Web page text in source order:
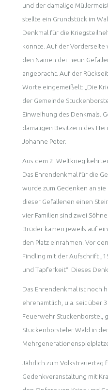
und der damalige
stellte ein Grundstück im
Denkmal für die
konnte. Auf der
den Namen der neun
angebracht. Auf der
Worte eingemeißelt: „Die
der Gemeinde
Einweihung des Denkmals.
damaligen Besitzern des
Johanne Peter.
Aus dem 2. Weltkrieg
Das Ehrendenkmal für die
wurde zum Gedenken an
dieser Gefallenen einen
vier Familien sind zwei
Brüder kamen jeweils auf
den Platz einrahmen. Vor
Findling mit der Aufschrift
und Tapferkeit“. Dieses
Das Ehrendenkmal ist noch
ehrenamtlich, u.a. seit über
Feuerwehr Stuckenborstel,
Stuckenborsteler Wald in
Jährlich zum Volkstrauertag
Gedenkveranstaltung mit